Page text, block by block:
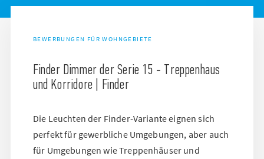
BEWERBUNGEN FÜR WOHNGEBIETE
Finder Dimmer der Serie 15 - Treppenhaus
und Korridore | Finder
Die Leuchten der Finder-Variante eignen sich
perfekt für gewerbliche Umgebungen, aber auch
für Umgebungen wie Treppenhäuser und